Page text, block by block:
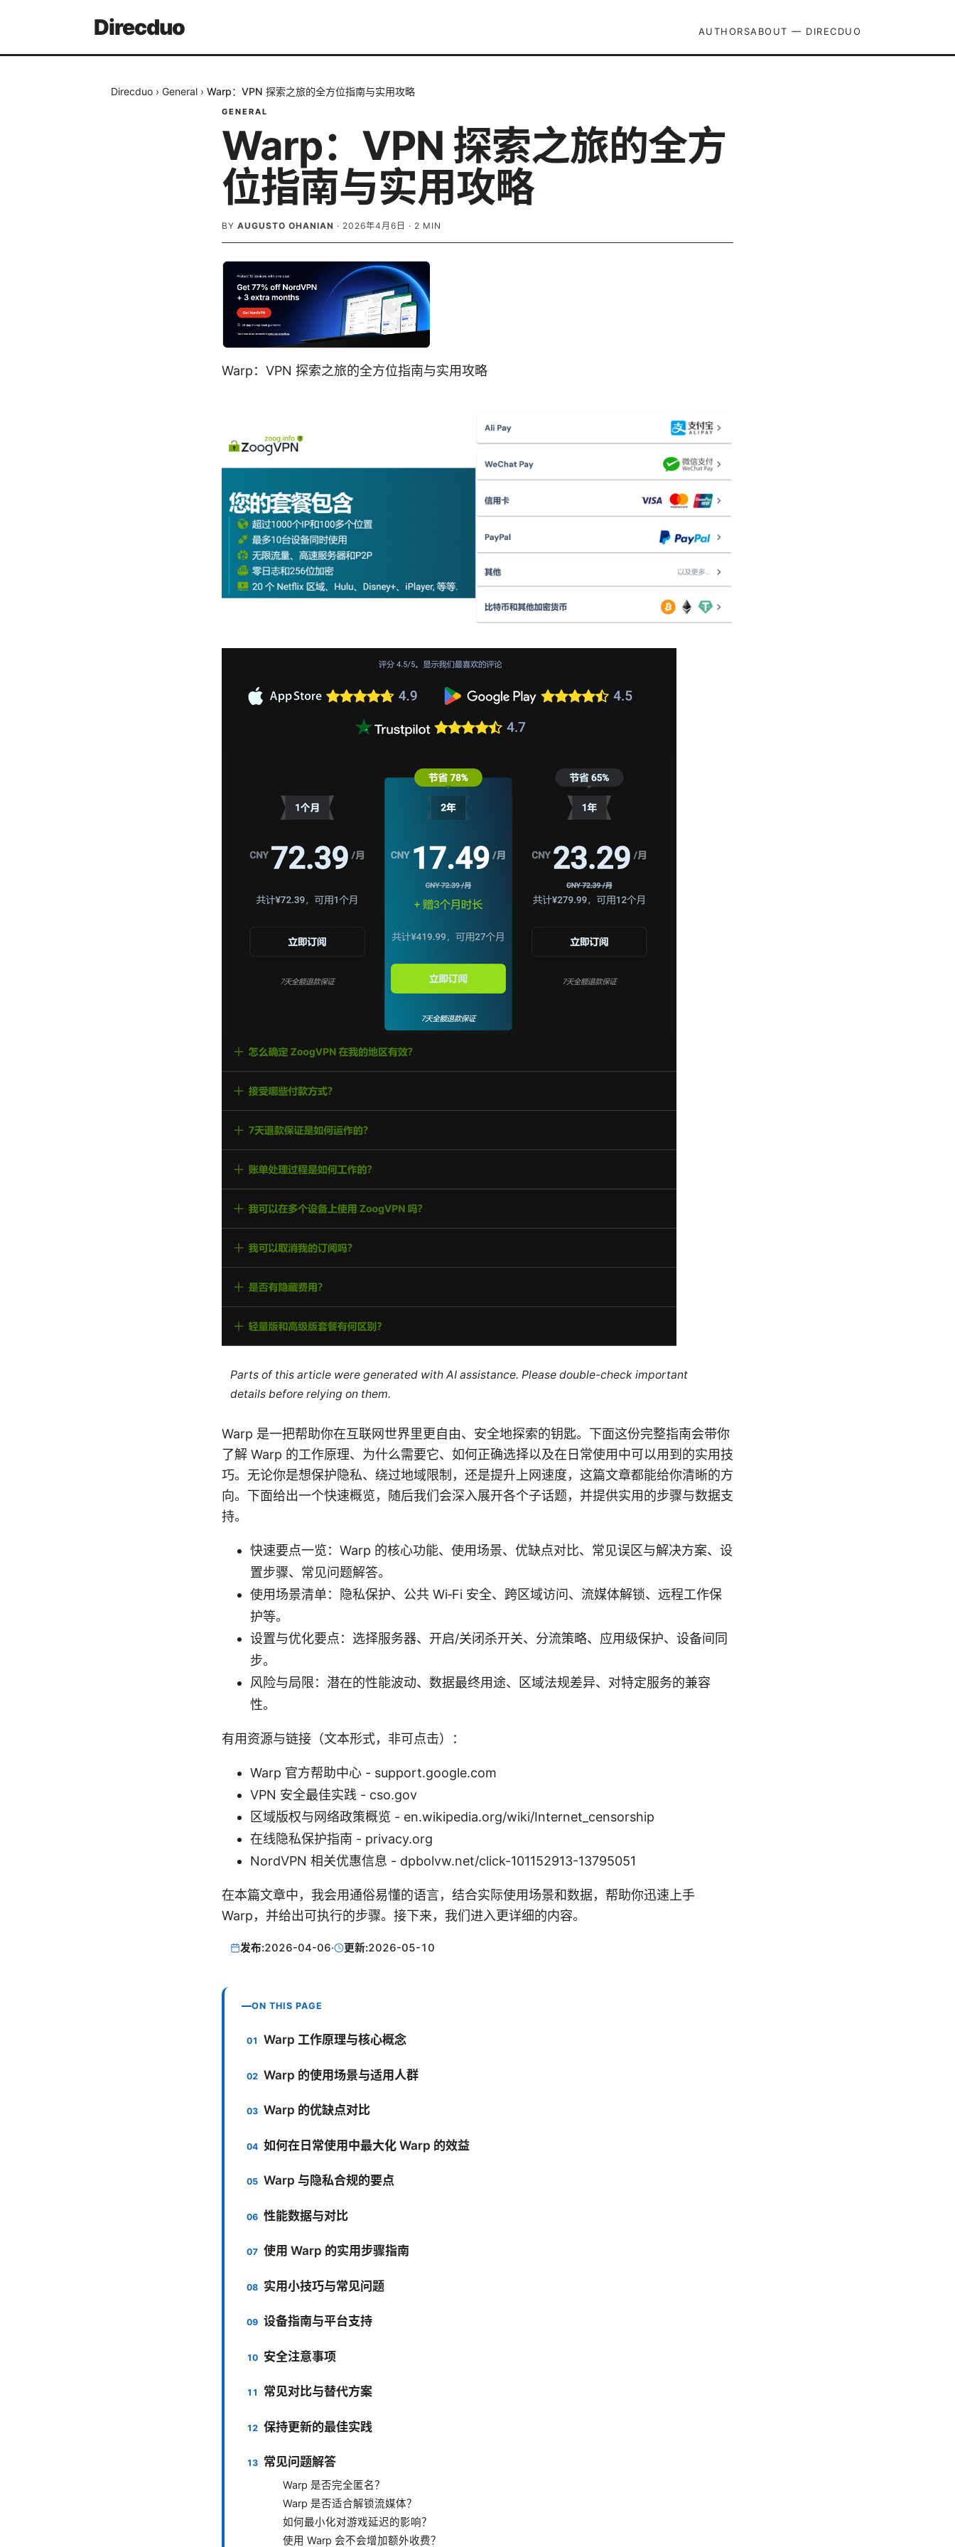
Direcduo AUTHORSABOUT — DIRECDUO
Direcduo › General › Warp：VPN 探索之旅的全方位指南与实用攻略
GENERAL
Warp：VPN 探索之旅的全方
位指南与实用攻略
BY AUGUSTO OHANIAN · 2026年4月6日 · 2 MIN
Warp：VPN 探索之旅的全方位指南与实用攻略
Parts of this article were generated with AI assistance. Please double-check important
details before relying on them.
Warp 是一把帮助你在互联网世界里更自由、安全地探索的钥匙。下面这份完整指南会带你
了解 Warp 的工作原理、为什么需要它、如何正确选择以及在日常使用中可以用到的实用技
巧。无论你是想保护隐私、绕过地域限制，还是提升上网速度，这篇文章都能给你清晰的方
向。下面给出一个快速概览，随后我们会深入展开各个子话题，并提供实用的步骤与数据支
持。
快速要点一览：Warp 的核心功能、使用场景、优缺点对比、常见误区与解决方案、设
置步骤、常见问题解答。
使用场景清单：隐私保护、公共 Wi‑Fi 安全、跨区域访问、流媒体解锁、远程工作保
护等。
设置与优化要点：选择服务器、开启/关闭杀开关、分流策略、应用级保护、设备间同
步。
风险与局限：潜在的性能波动、数据最终用途、区域法规差异、对特定服务的兼容
性。
有用资源与链接（文本形式，非可点击）：
Warp 官方帮助中心 - support.google.com
VPN 安全最佳实践 - cso.gov
区域版权与网络政策概览 - en.wikipedia.org/wiki/Internet_censorship
在线隐私保护指南 - privacy.org
NordVPN 相关优惠信息 - dpbolvw.net/click-101152913-13795051
在本篇文章中，我会用通俗易懂的语言，结合实际使用场景和数据，帮助你迅速上手
Warp，并给出可执行的步骤。接下来，我们进入更详细的内容。
发布:2026-04-06· 更新:2026-05-10
ON THIS PAGE
Warp 工作原理与核心概念
Warp 的使用场景与适用人群
Warp 的优缺点对比
如何在日常使用中最大化 Warp 的效益
Warp 与隐私合规的要点
性能数据与对比
使用 Warp 的实用步骤指南
实用小技巧与常见问题
设备指南与平台支持
安全注意事项
常见对比与替代方案
保持更新的最佳实践
常见问题解答
Warp 是否完全匿名？
Warp 是否适合解锁流媒体？
如何最小化对游戏延迟的影响？
使用 Warp 会不会增加额外收费？